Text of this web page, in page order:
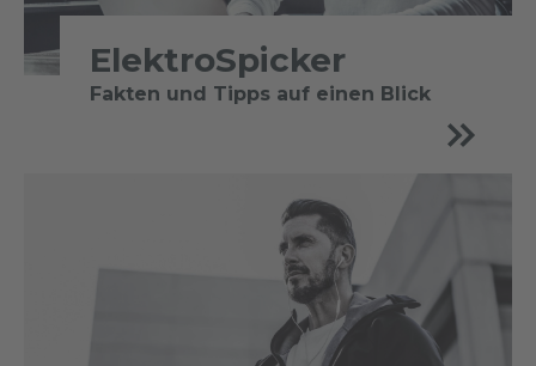
ElektroSpicker
Fakten und Tipps auf einen Blick